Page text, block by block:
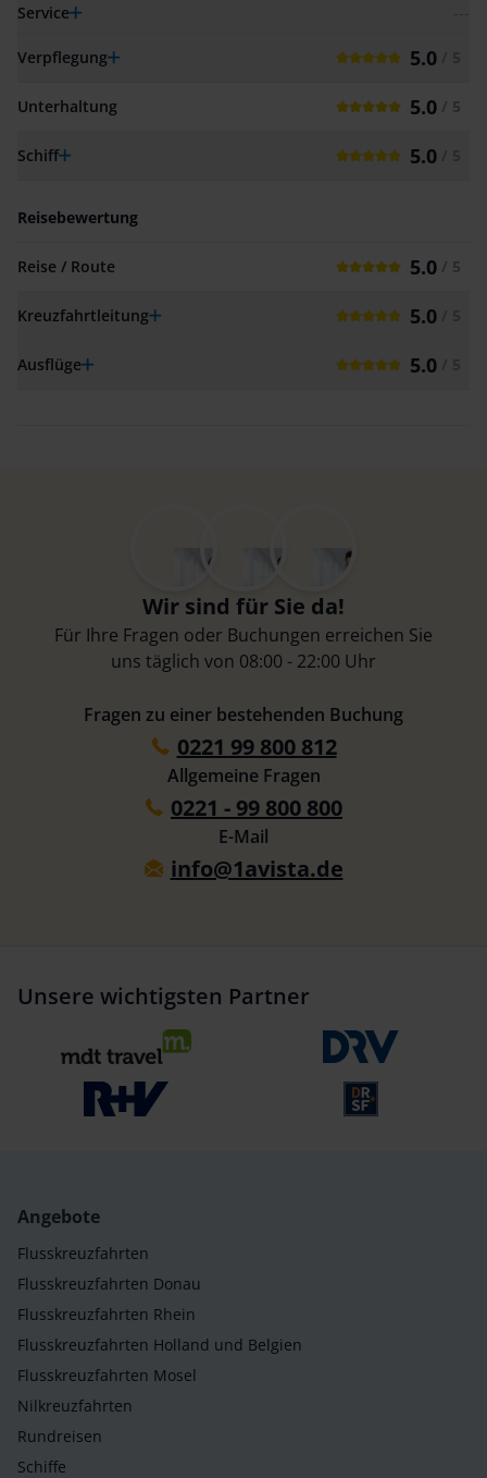
Service
Verpflegung 5.0
Unterhaltung 5.0 / 5
Schiff 5.0
Reisebewertung
Reise / Route 5.0 / 5
Kreuzfahrtleitung 5.0
Ausflüge 5.0
Wir sind für Sie da!
Für Ihre Fragen oder Buchungen erreichen Sie
uns täglich von 08:00 - 22:00 Uhr
Fragen zu einer bestehenden Buchung
0221 99 800 812
Allgemeine Fragen
0221 - 99 800 800
E-Mail
info@1avista.de
Unsere wichtigsten Partner
Angebote
Flusskreuzfahrten
Flusskreuzfahrten Donau
Flusskreuzfahrten Rhein
Flusskreuzfahrten Holland und Belgien
Flusskreuzfahrten Mosel
Nilkreuzfahrten
Rundreisen
Schiffe